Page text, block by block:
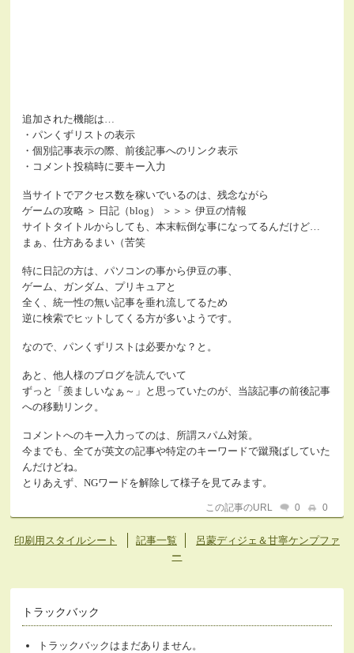
追加された機能は…
・パンくずリストの表示
・個別記事表示の際、前後記事へのリンク表示
・コメント投稿時に要キー入力
当サイトでアクセス数を稼いでいるのは、残念ながら
ゲームの攻略 ＞ 日記（blog） ＞＞＞ 伊豆の情報
サイトタイトルからしても、本末転倒な事になってるんだけど…
まぁ、仕方あるまい（苦笑
特に日記の方は、パソコンの事から伊豆の事、
ゲーム、ガンダム、プリキュアと
全く、統一性の無い記事を垂れ流してるため
逆に検索でヒットしてくる方が多いようです。
なので、パンくずリストは必要かな？と。
あと、他人様のブログを読んでいて
ずっと「羨ましいなぁ～」と思っていたのが、当該記事の前後記事
への移動リンク。
コメントへのキー入力ってのは、所謂スパム対策。
今までも、全てが英文の記事や特定のキーワードで蹴飛ばしていた
んだけどね。
とりあえず、NGワードを解除して様子を見てみます。
この記事のURL 0 0
印刷用スタイルシート 記事一覧
呂蒙ディジェ＆甘寧ケンプファ
ー
トラックバック
トラックバックはまだありません。